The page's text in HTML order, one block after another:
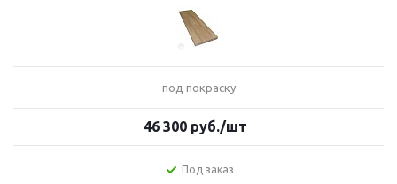
под покраску
46 300 руб./шт
Под заказ